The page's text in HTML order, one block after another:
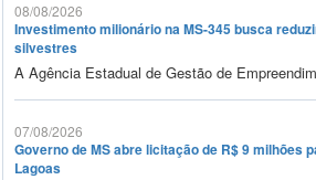
08/08/2026
Investimento milionário na MS-345 busca
silvestres
A Agência Estadual de Gestão de
07/08/2026
Governo de MS abre licitação de R$ 9 milhões
Lagoas